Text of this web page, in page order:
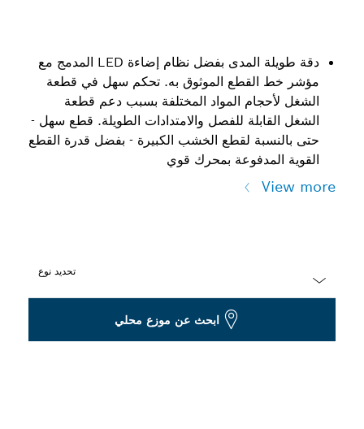
دقة طويلة المدى بفضل نظام إضاءة LED المدمج مع
مؤشر خط القطع الموثوق به. تحكم سهل في قطعة
الشغل لأحجام المواد المختلفة بسبب دعم قطعة
الشغل القابلة للفصل والامتدادات الطويلة. قطع سهل -
حتى بالنسبة لقطع الخشب الكبيرة - بفضل قدرة القطع
القوية المدفوعة بمحرك قوي
View more
تحديد نوع
ابحث عن موزع محلي